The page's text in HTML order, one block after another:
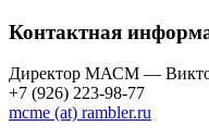
Контактная
Директор МАСМ —
+7 (926) 223-98-77
mcme (at) rambler.ru